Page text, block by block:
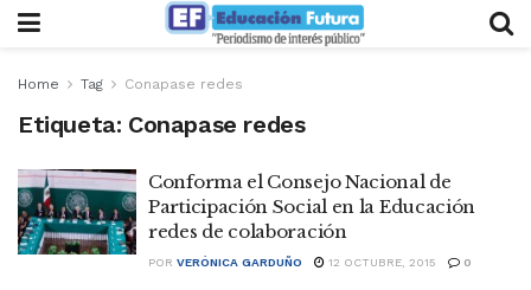
Home Tag Conapase redes
Etiqueta: Conapase redes
Conforma el Consejo Nacional de
Participación Social en la Educación
redes de colaboración
POR VERÓNICA GARDUÑO 12 OCTUBRE, 2015 0